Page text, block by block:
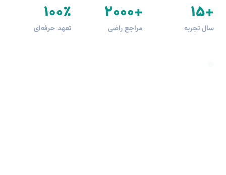
+۱۵
سال تجربه
+۲۰۰۰
مراجع راضی
۱۰۰٪
تعهد حرفه‌ای